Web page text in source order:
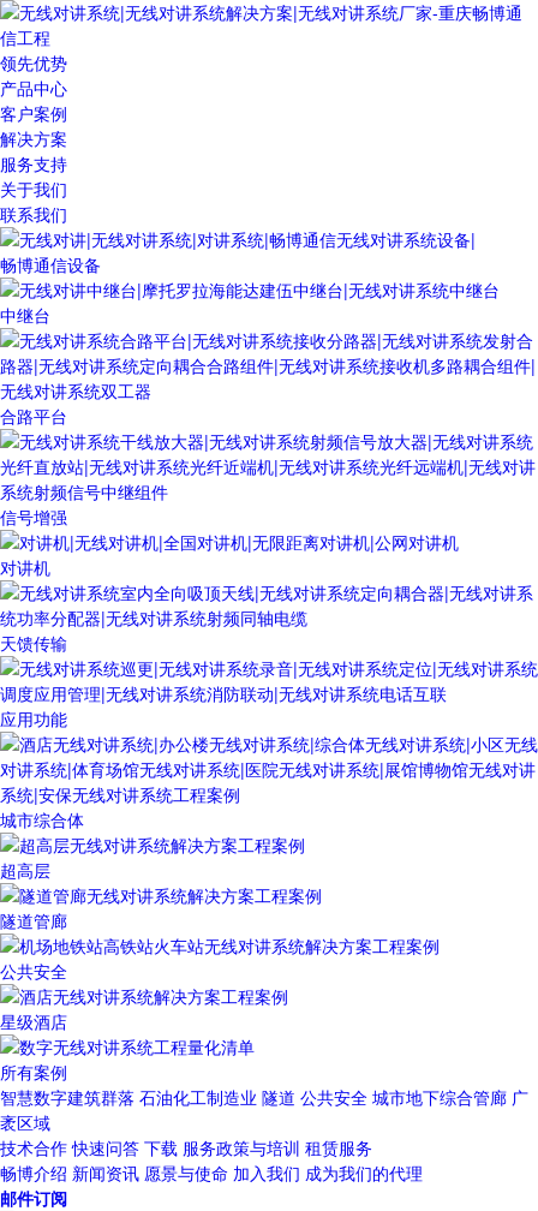
领先优势
产品中心
客户案例
解决方案
服务支持
关于我们
联系我们
畅博通信设备
中继台
合路平台
信号增强
对讲机
天馈传输
应用功能
城市综合体
超高层
隧道管廊
公共安全
星级酒店
所有案例
智慧数字建筑群落 石油化工制造业 隧道 公共安全 城市地下综合管廊 广
袤区域
技术合作 快速问答 下载 服务政策与培训 租赁服务
畅博介绍 新闻资讯 愿景与使命 加入我们 成为我们的代理
邮件订阅